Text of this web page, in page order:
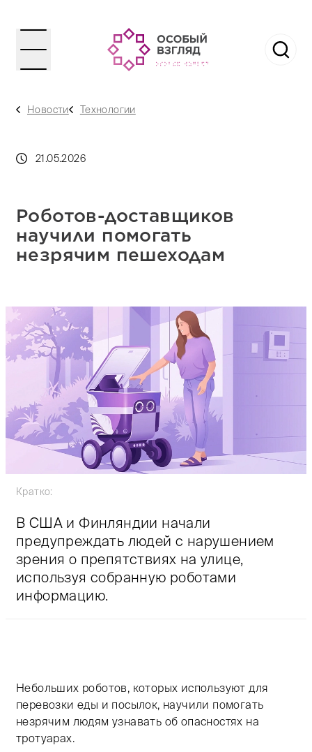
Новости Технологии
21.05.2026
Роботов-доставщиков
научили помогать
незрячим пешеходам
Кратко:
В США и Финляндии начали
предупреждать людей с нарушением
зрения о препятствиях на улице,
используя собранную роботами
информацию.
Небольших роботов, которых используют для
перевозки еды и посылок, научили помогать
незрячим людям узнавать об опасностях на
тротуарах.